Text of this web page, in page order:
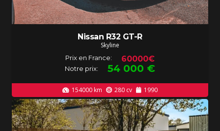
Nissan R32 GT-R
Skyline
Prix en France: 60000€
Notre prix: 54 000 €
154000 km 280cv 1990